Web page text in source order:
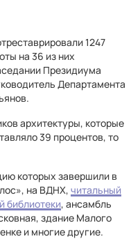
1247
на 36 из них
Президиума
Департамента
архитектуры, которые
39 процентов, то
которых завершили в
на ВДНХ, читальный
библиотеки, ансамбль
здание Малого
и многие другие.